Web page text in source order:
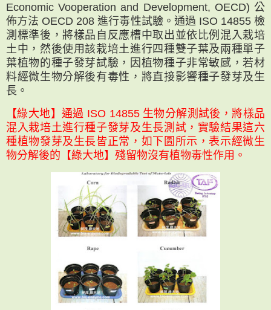
Economic Vooperation and Development, OECD) 公
佈方法 OECD 208 進行毒性試驗。通過 ISO 14855 檢
測標準後，將樣品自反應槽中取出並依比例混入栽培
土中，然後使用該栽培土進行四種雙子葉及兩種單子
葉植物的種子發芽試驗，因植物種子非常敏感，若材
料經微生物分解後有毒性，將直接影響種子發芽及生
長。
【綠大地】通過 ISO 14855 生物分解測試後，將樣品
混入栽培土進行種子發芽及生長測試，實驗結果這六
種植物發芽及生長皆正常，如下圖所示，表示經微生
物分解後的【綠大地】殘留物沒有植物毒性作用。